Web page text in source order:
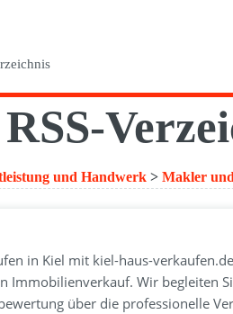
und Handwerk >Makler
in Kiel mit kiel-haus-
Immobilienverkauf. Wir begleiten
über die professionelle